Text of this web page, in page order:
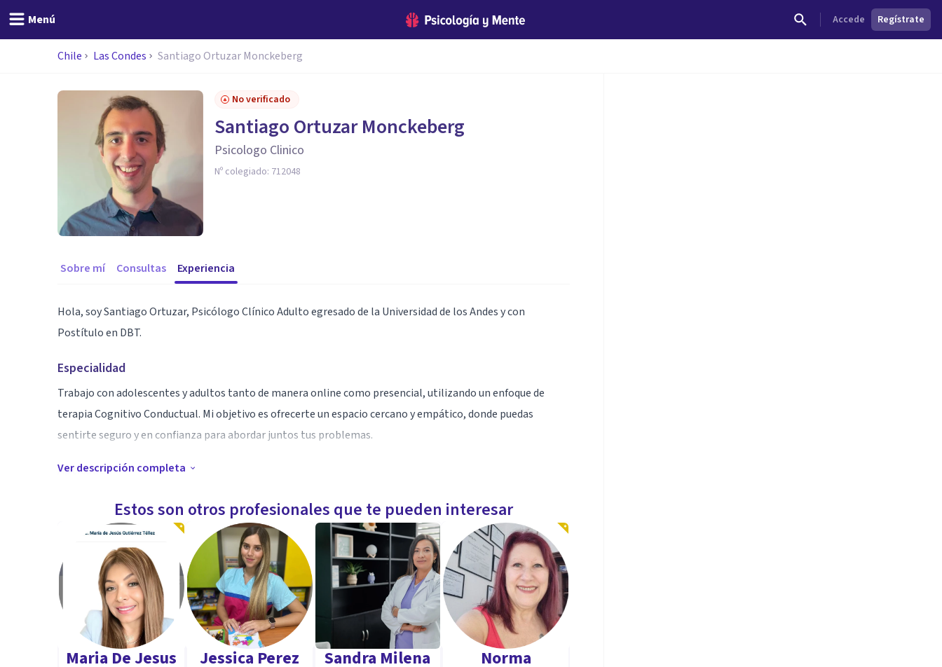
Menú Accede Regístrate
Chile Las Condes Santiago Ortuzar Monckeberg
No verificado
Santiago Ortuzar Monckeberg
Psicologo Clinico
Nº colegiado: 712048
Sobre mí Consultas Experiencia
Hola, soy Santiago Ortuzar, Psicólogo Clínico Adulto egresado de la Universidad de los Andes y con
Postítulo en DBT.
Especialidad
Trabajo con adolescentes y adultos tanto de manera online como presencial, utilizando un enfoque de
terapia Cognitivo Conductual. Mi objetivo es ofrecerte un espacio cercano y empático, donde puedas
sentirte seguro y en confianza para abordar juntos tus problemas.
Aptitudes
prácticos que puedan ayudarte en tu vida diaria. Estoy aquí para acompañarte en tu camino hacia el
bienestar.
Ver descripción completa
Estos son otros profesionales que te pueden interesar
Maria De Jesus
Jessica Perez
Sandra Milena
Norma